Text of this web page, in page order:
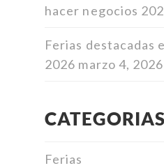
hacer negocios
Ferias destacadas
2026 marzo 4, 2026
CATEGORIAS
Ferias